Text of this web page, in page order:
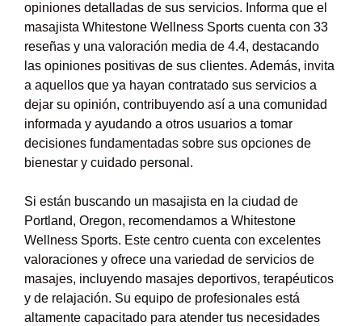
opiniones detalladas de sus servicios. Informa que el
masajista Whitestone Wellness Sports cuenta con 33
reseñas y una valoración media de 4.4, destacando
las opiniones positivas de sus clientes. Además, invita
a aquellos que ya hayan contratado sus servicios a
dejar su opinión, contribuyendo así a una comunidad
informada y ayudando a otros usuarios a tomar
decisiones fundamentadas sobre sus opciones de
bienestar y cuidado personal.
Si están buscando un masajista en la ciudad de
Portland, Oregon, recomendamos a Whitestone
Wellness Sports. Este centro cuenta con excelentes
valoraciones y ofrece una variedad de servicios de
masajes, incluyendo masajes deportivos, terapéuticos
y de relajación. Su equipo de profesionales está
altamente capacitado para atender tus necesidades